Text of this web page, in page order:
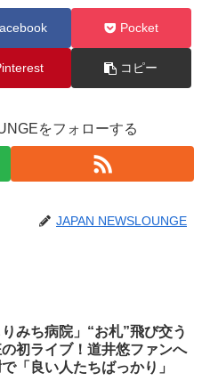
Pocket
コピー
をフォローする
JAPAN NEWSLOUNGE
りみち病院」“お札”飛び交う
初ライブ！道井悠ファンへ
「良い人たちばっかり」